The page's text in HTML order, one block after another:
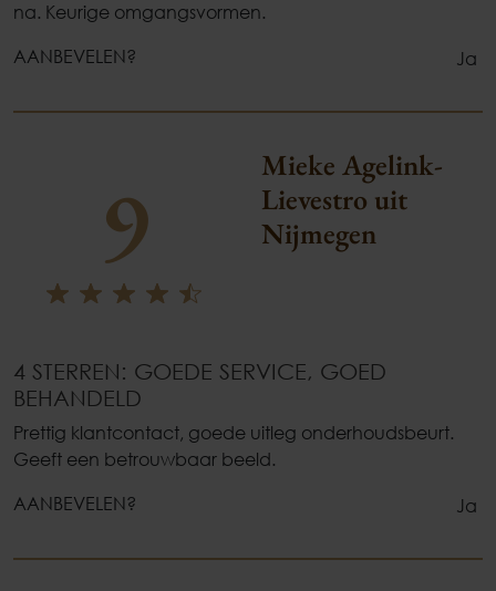
na. Keurige omgangsvormen.
AANBEVELEN?
Ja
9
Mieke Agelink-
Lievestro uit
Nijmegen
4 STERREN: GOEDE SERVICE, GOED
BEHANDELD
Prettig klantcontact, goede uitleg onderhoudsbeurt.
Geeft een betrouwbaar beeld.
AANBEVELEN?
Ja